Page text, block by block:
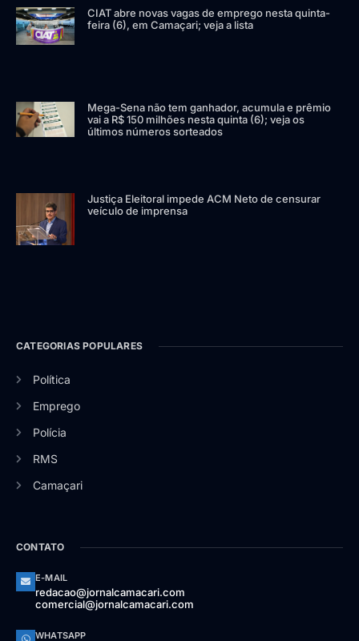
CIAT abre novas vagas de emprego nesta quinta-
feira (6), em Camaçari; veja a lista
Mega-Sena não tem ganhador, acumula e prêmio
vai a R$ 150 milhões nesta quinta (6); veja os
últimos números sorteados
Justiça Eleitoral impede ACM Neto de censurar
veículo de imprensa
CATEGORIAS POPULARES
Política
Emprego
Polícia
RMS
Camaçari
CONTATO
E-MAIL
redacao@jornalcamacari.com
comercial@jornalcamacari.com
WHATSAPP